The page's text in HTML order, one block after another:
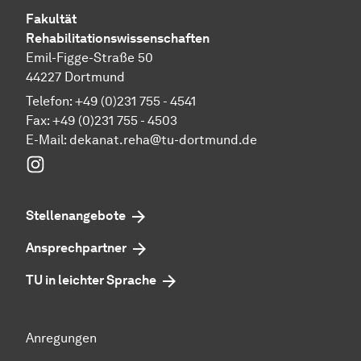
Fakultät
Rehabilitationswissenschaften
Emil-Figge-Straße 50
44227 Dortmund
Telefon: +49 (0)231 755 - 4541
Fax: +49 (0)231 755 - 4503
E-Mail: dekanat.reha@tu-dortmund.de
Stellenangebote
Ansprechpartner
TU in leichter Sprache
Anregungen